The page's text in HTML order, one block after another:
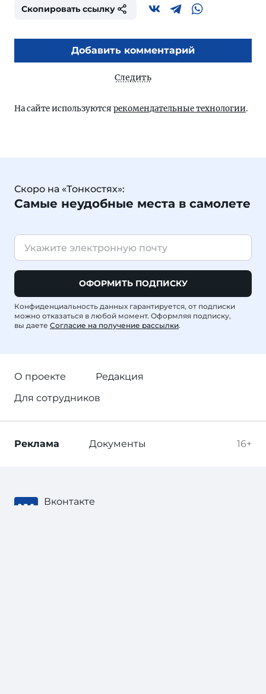
Скопировать ссылку
Добавить комментарий
Следить
На сайте используются рекомендательные технологии.
Скоро на «Тонкостях»:
Самые неудобные места в самолете
ОФОРМИТЬ ПОДПИСКУ
Конфиденциальность данных гарантируется, от подписки
можно отказаться в любой момент. Оформляя подписку,
вы даете Согласие на получение рассылки.
О проекте
Редакция
Для сотрудников
16+
Реклама Документы
Вконтакте